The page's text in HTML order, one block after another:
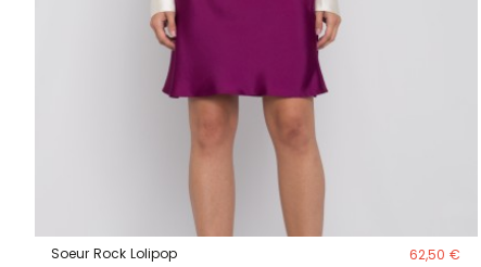
Soeur Rock Lolipop
62,50 €